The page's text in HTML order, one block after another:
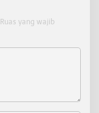
Ruas yang wajib